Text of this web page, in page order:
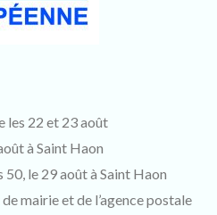
les 22 et 23 août
à Saint Haon
50, le 29 août à Saint Haon
mairie et de l’agence postale